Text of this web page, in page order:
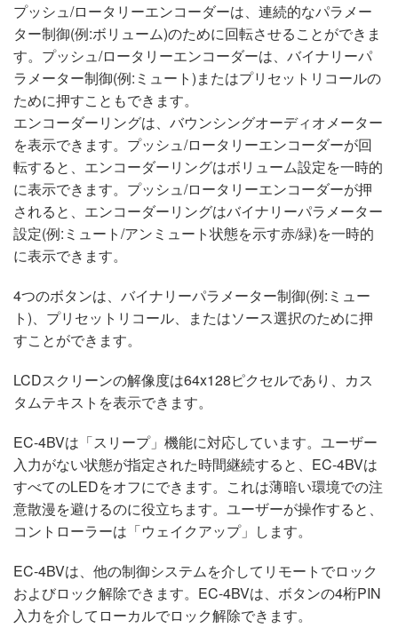
プッシュ/ロータリーエンコーダーは、連続的なパラメー
ター制御(例:ボリューム)のために回転させることができま
す。プッシュ/ロータリーエンコーダーは、バイナリーパ
ラメーター制御(例:ミュート)またはプリセットリコールの
ために押すこともできます。
エンコーダーリングは、バウンシングオーディオメーター
を表示できます。プッシュ/ロータリーエンコーダーが回
転すると、エンコーダーリングはボリューム設定を一時的
に表示できます。プッシュ/ロータリーエンコーダーが押
されると、エンコーダーリングはバイナリーパラメーター
設定(例:ミュート/アンミュート状態を示す赤/緑)を一時的
に表示できます。
4つのボタンは、バイナリーパラメーター制御(例:ミュー
ト)、プリセットリコール、またはソース選択のために押
すことができます。
LCDスクリーンの解像度は64x128ピクセルであり、カス
タムテキストを表示できます。
EC-4BVは「スリープ」機能に対応しています。ユーザー
入力がない状態が指定された時間継続すると、EC-4BVは
すべてのLEDをオフにできます。これは薄暗い環境での注
意散漫を避けるのに役立ちます。ユーザーが操作すると、
コントローラーは「ウェイクアップ」します。
EC-4BVは、他の制御システムを介してリモートでロック
およびロック解除できます。EC-4BVは、ボタンの4桁PIN
入力を介してローカルでロック解除できます。